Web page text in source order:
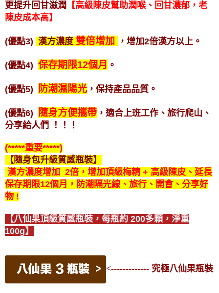
更提升回甘滋潤 【高級陳皮幫助潤喉、回甘濃郁，老
陳皮成本高】
(優點3) 漢方濃度 雙倍增加 ，增加2倍漢方以上。
(優點4) 保存期限12個月 。
(優點5) 防潮濕陽光 ，保持產品品質。
(優點6) 隨身方便攜帶 ，適合上班工作、旅行爬山、
分享給人們
！！！
(*****重要*****)
【隨身包升級質感瓶裝】
漢方濃度增加 2倍，增加頂級梅精 + 高級陳皮、延長
保存期限12個月，防潮隔光線、旅行、開會、分享好
物 !
【八仙果頂級質感瓶裝，每瓶約 200多顆，淨重
100g】
<------------- 究極八仙果瓶裝